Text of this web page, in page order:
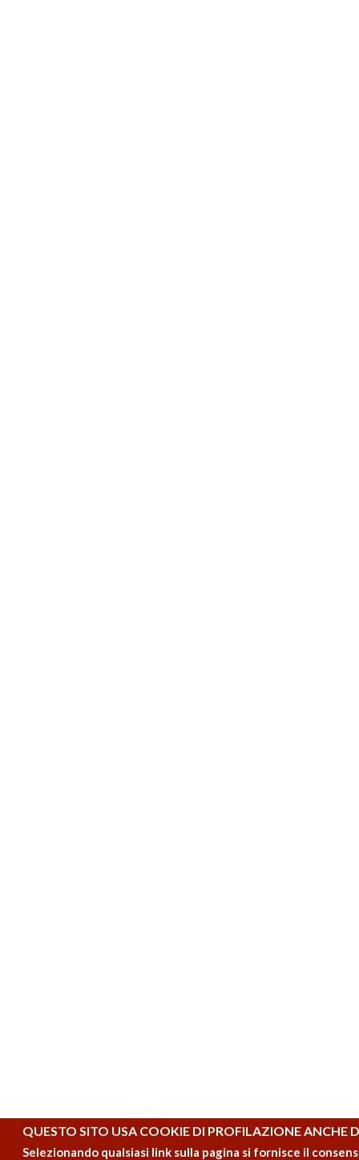
QUESTO SITO USA COOKIE DI PROFILAZIONE ANCHE
Selezionando qualsiasi link sulla pagina si fornisce il